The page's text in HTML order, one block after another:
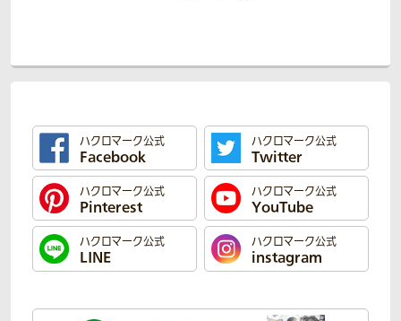
ハクロマーク公式
Facebook
ハクロマーク公式
Twitter
ハクロマーク公式
Pinterest
ハクロマーク公式
YouTube
ハクロマーク公式
LINE
ハクロマーク公式
instagram